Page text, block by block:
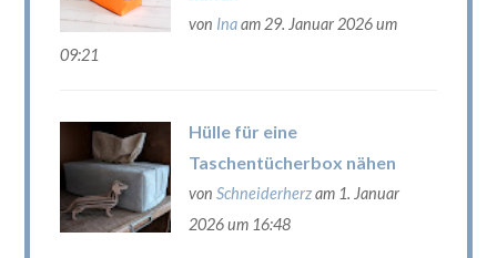
von Inaam 29. Januar 2026 um
09:21
Hülle für eine
Taschentücherbox nähen
von Schneiderherzam 1. Januar
2026 um 16:48